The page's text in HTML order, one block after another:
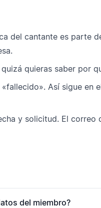
del cantante es parte
quieras saber por
Así sigue en
y solicitud. El correo
del miembro?